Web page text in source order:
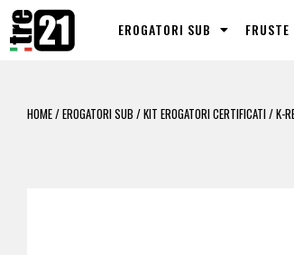
EROGATORI SUB FRUSTE
HOME/EROGATORI SUB /KIT EROGATORI CERTIFICATI/ K-